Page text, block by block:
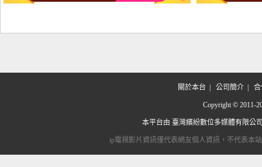
關於本台 公司簡介| 合
Copyright © 2011-
本平台由 臺灣繽紛數位多媒體有限公
ip電視影片資訊僅代表網友個人資訊，不代表本